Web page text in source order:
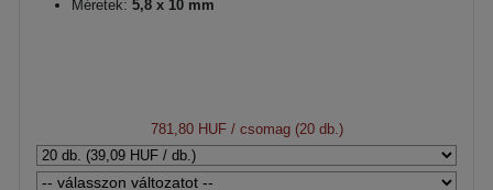
Méretek: 5,8 x 10 mm
781,80 HUF/ csomag (20 db.)